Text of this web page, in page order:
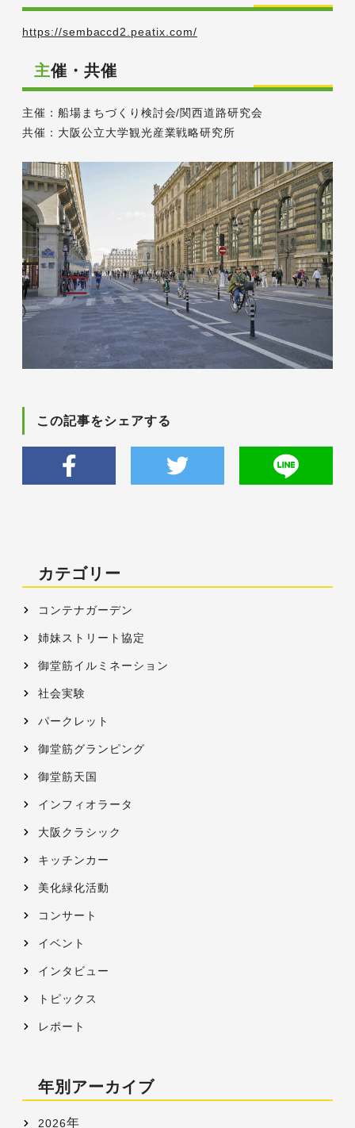
https://sembaccd2.peatix.com/
主催・共催
主催：船場まちづくり検討会/関西道路研究会
共催：大阪公立大学観光産業戦略研究所
この記事をシェアする
カテゴリー
コンテナガーデン
姉妹ストリート協定
御堂筋イルミネーション
社会実験
パークレット
御堂筋グランピング
御堂筋天国
インフィオラータ
大阪クラシック
キッチンカー
美化緑化活動
コンサート
イベント
インタビュー
トピックス
レポート
年別アーカイブ
2026年